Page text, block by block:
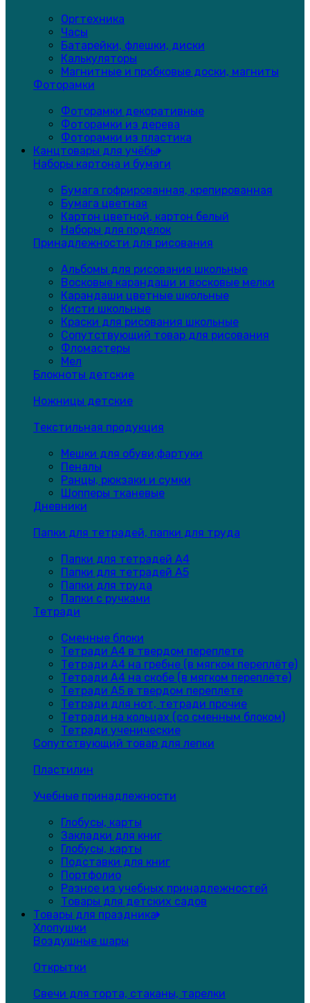
Оргтехника
Часы
Батарейки, флешки, диски
Калькуляторы
Магнитные и пробковые доски, магниты
Фоторамки
Фоторамки декоративные
Фоторамки из дерева
Фоторамки из пластика
Канцтовары для учёбы
Наборы картона и бумаги
Бумага гофрированная, крепированная
Бумага цветная
Картон цветной, картон белый
Наборы для поделок
Принадлежности для рисования
Альбомы для рисования школьные
Восковые карандаши и восковые мелки
Карандаши цветные школьные
Кисти школьные
Краски для рисования школьные
Сопутствующий товар для рисования
Фломастеры
Мел
Блокноты детские
Ножницы детские
Текстильная продукция
Мешки для обуви,фартуки
Пеналы
Ранцы, рюкзаки и сумки
Шопперы тканевые
Дневники
Папки для тетрадей, папки для труда
Папки для тетрадей А4
Папки для тетрадей А5
Папки для труда
Папки с ручками
Тетради
Сменные блоки
Тетради А4 в твердом переплете
Тетради А4 на гребне (в мягком переплёте)
Тетради А4 на скобе (в мягком переплёте)
Тетради А5 в твердом переплете
Тетради для нот, тетради прочие
Тетради на кольцах (со сменным блоком)
Тетради ученические
Сопутствующий товар для лепки
Пластилин
Учебные принадлежности
Глобусы, карты
Закладки для книг
Глобусы, карты
Подставки для книг
Портфолио
Разное из учебных принадлежностей
Товары для детских садов
Товары для праздника
Хлопушки
Воздушные шары
Открытки
Свечи для торта, стаканы, тарелки